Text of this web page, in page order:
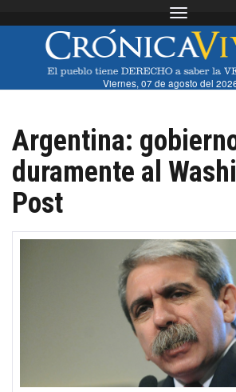
Toggle
Viernes, 07 de agosto del
Argentina:
duramente al
Post